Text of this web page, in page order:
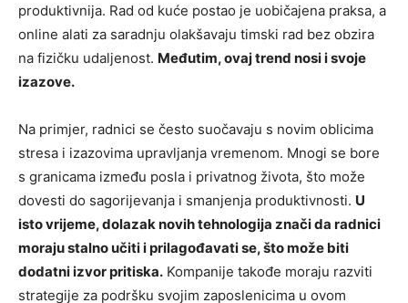
produktivnija. Rad od kuće postao je uobičajena praksa, a
online alati za saradnju olakšavaju timski rad bez obzira
na fizičku udaljenost. Međutim, ovaj trend nosi i svoje
izazove.
Na primjer, radnici se često suočavaju s novim oblicima
stresa i izazovima upravljanja vremenom. Mnogi se bore
s granicama između posla i privatnog života, što može
dovesti do sagorijevanja i smanjenja produktivnosti. U
isto vrijeme, dolazak novih tehnologija znači da radnici
moraju stalno učiti i prilagođavati se, što može biti
dodatni izvor pritiska. Kompanije takođe moraju razviti
strategije za podršku svojim zaposlenicima u ovom